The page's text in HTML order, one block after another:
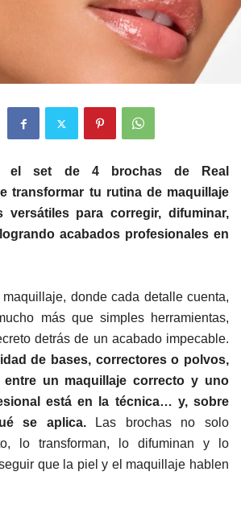
el set de 4 brochas de Real
transformar tu rutina de maquillaje
versátiles para corregir, difuminar,
acabados profesionales en
donde cada detalle cuenta,
más que simples herramientas,
detrás de un acabado impecable.
de bases, correctores o polvos,
entre un maquillaje correcto y uno
está en la técnica… y, sobre
se aplica.Las brochas no solo
lo transforman, lo difuminan y lo
que la piel y el maquillaje hablen